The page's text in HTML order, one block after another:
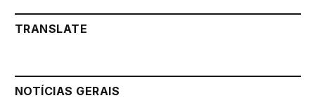
TRANSLATE
NOTÍCIAS GERAIS